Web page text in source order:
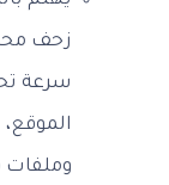
زحف
سرعة
وملفات Sitemap و Robots.txt.